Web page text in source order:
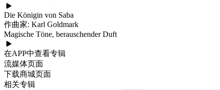
Die Königin von Saba
作曲家: Karl Goldmark
Magische Töne, berauschender Duft
在APP中查看专辑
流媒体页面
下载商城页面
相关专辑